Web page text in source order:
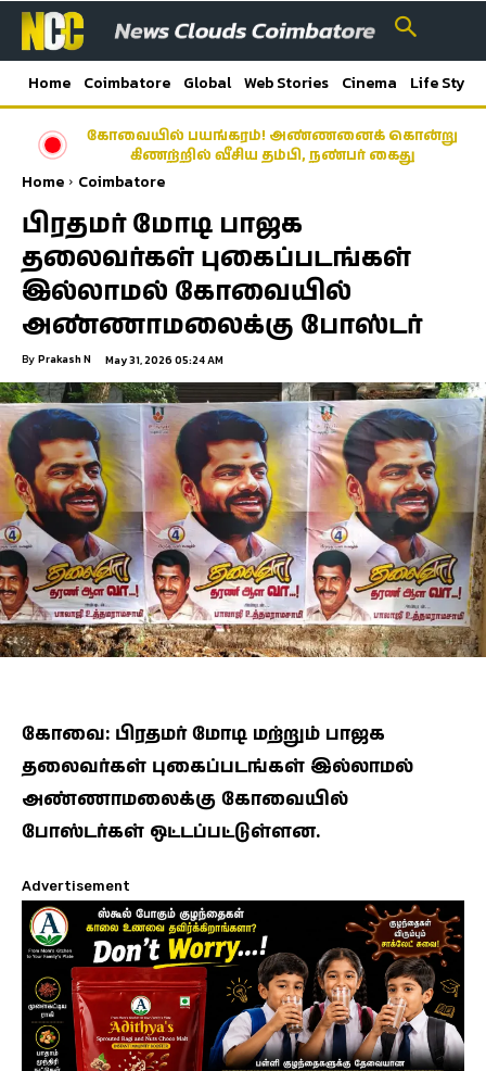
Home Coimbatore Global Web Stories Cinema Life Style
கோவையில் பயங்கரம்! அண்ணனைக் கொன்று
கிணற்றில் வீசிய தம்பி, நண்பர் கைது
Home Coimbatore
பிரதமர் மோடி பாஜக
தலைவர்கள் புகைப்படங்கள்
இல்லாமல் கோவையில்
அண்ணாமலைக்கு போஸ்டர்
By Prakash N May 31, 2026 05:24 AM
கோவை: பிரதமர் மோடி மற்றும் பாஜக
தலைவர்கள் புகைப்படங்கள் இல்லாமல்
அண்ணாமலைக்கு கோவையில்
போஸ்டர்கள் ஒட்டப்பட்டுள்ளன.
Advertisement